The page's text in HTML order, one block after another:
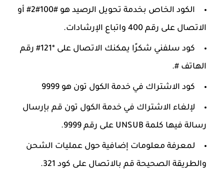
الكود الخاص بخدمة تحويل الرصيد هو #100#2# أو
الاتصال على رقم 400 واتباع الإرشادات.
كود سلفني شكرًا يمكنك الاتصال على *121# رقم
الهاتف #.
كود الاشتراك في خدمة الكول تون هو 9999
لإلغاء الاشتراك في خدمة الكول تون قم بإرسال
رسالة فيها كلمة UNSUB على رقم 9999.
لمعرفة معلومات إضافية حول عمليات الشحن
والطريقة الصحيحة قم بالاتصال على كود 321.